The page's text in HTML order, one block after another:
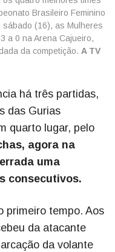
Brasileiro Feminino
sábado (16), as Mulheres
a 0 na Arena Cajueiro,
da competição. A TV
há três partidas,
das Gurias
quarto lugar, pelo
agora na
uma
consecutivos.
primeiro tempo. Aos
da atacante
da volante